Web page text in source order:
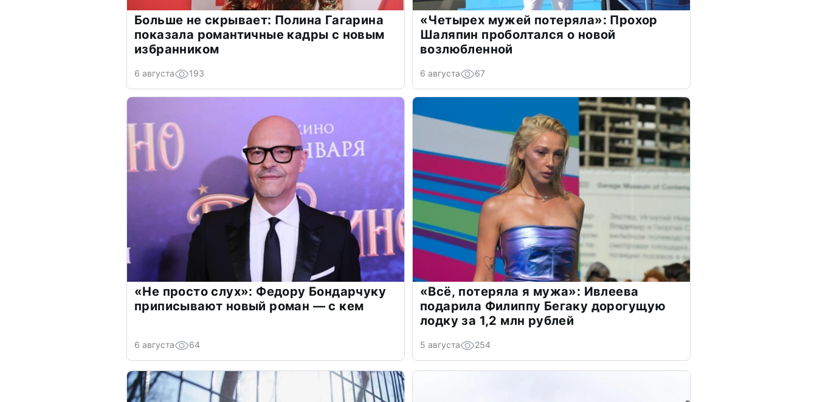
Больше не скрывает: Полина Гагарина
показала романтичные кадры с новым
избранником
6 августа 193
«Четырех мужей потеряла»: Прохор
Шаляпин проболтался о новой
возлюбленной
6 августа 67
«Не просто слух»: Федору Бондарчуку
приписывают новый роман — с кем
6 августа 64
«Всё, потеряла я мужа»: Ивлеева
подарила Филиппу Бегаку дорогущую
лодку за 1,2 млн рублей
5 августа 254